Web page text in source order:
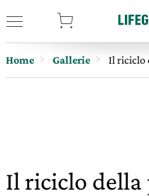
Home Gallerie Il riciclo
Il riciclo della